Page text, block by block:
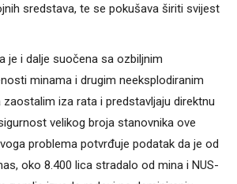
sredstava, te se pokušava širiti svijest
je i dalje suočena sa ozbiljnim
minama i drugim neeksplodiranim
iza rata i predstavljaju direktnu
velikog broja stanovnika ove
problema potvrđuje podatak da je od
oko 8.400 lica stradalo od mina i NUS-